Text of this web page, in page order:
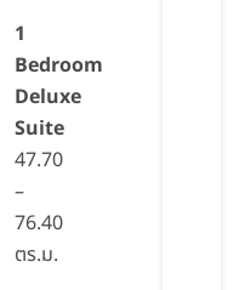
1
Bedroom
Deluxe
Suite
47.70
–
76.40
ตร.ม.